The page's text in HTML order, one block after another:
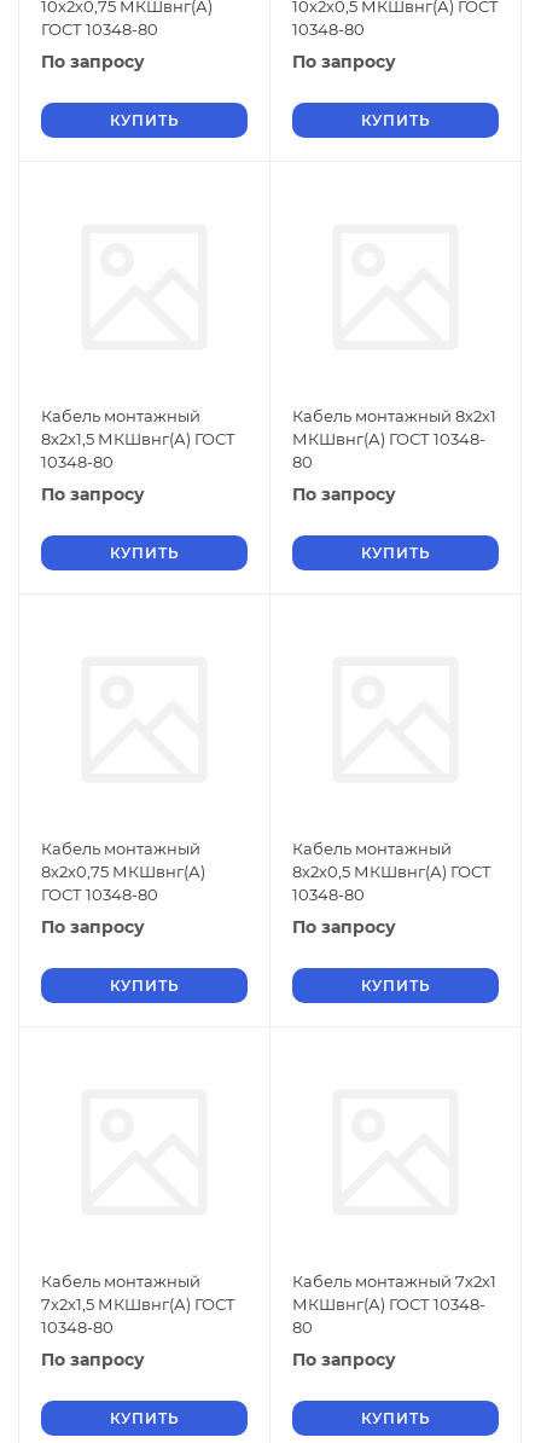
10х2х0,75 МКШвнг(А)
ГОСТ 10348-80
По запросу
КУПИТЬ
10х2х0,5 МКШвнг(А) ГОСТ
10348-80
По запросу
КУПИТЬ
Кабель монтажный
8х2х1,5 МКШвнг(А) ГОСТ
10348-80
По запросу
КУПИТЬ
Кабель монтажный 8х2х1
МКШвнг(А) ГОСТ 10348-
80
По запросу
КУПИТЬ
Кабель монтажный
8х2х0,75 МКШвнг(А)
ГОСТ 10348-80
По запросу
КУПИТЬ
Кабель монтажный
8х2х0,5 МКШвнг(А) ГОСТ
10348-80
По запросу
КУПИТЬ
Кабель монтажный
7х2х1,5 МКШвнг(А) ГОСТ
10348-80
По запросу
КУПИТЬ
Кабель монтажный 7х2х1
МКШвнг(А) ГОСТ 10348-
80
По запросу
КУПИТЬ